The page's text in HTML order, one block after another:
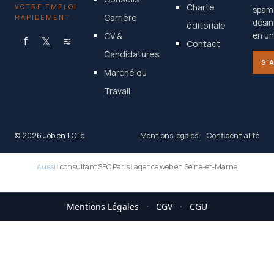
VOTRE EMPLOI
RAPIDEMENT
f 𝕏 ≋
Carrière
CV &
Candidatures
Marché du
Travail
Charte
éditoriale
Contact
en
© 2026 Job en 1 Clic Mentions légales Confidentialité
Aussi :consultant SEO Paris|agence web en Seine-et-Marne
Mentions Légales · CGV · CGU